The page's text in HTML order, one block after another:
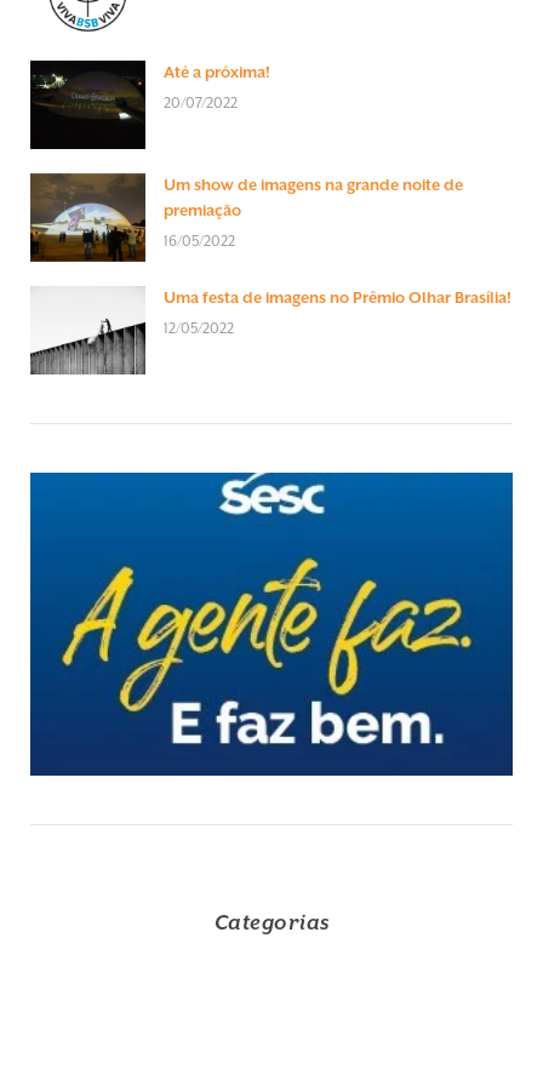
Até a próxima!
20/07/2022
Um show de imagens na grande noite de
premiação
16/05/2022
Uma festa de imagens no Prêmio Olhar Brasília!
12/05/2022
Categorias